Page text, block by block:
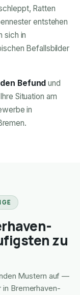
Ratten
entstehen
sich in
Befallsbilder
Befund und
Situation am
in
zu
Mustern auf —
Bremerhaven-